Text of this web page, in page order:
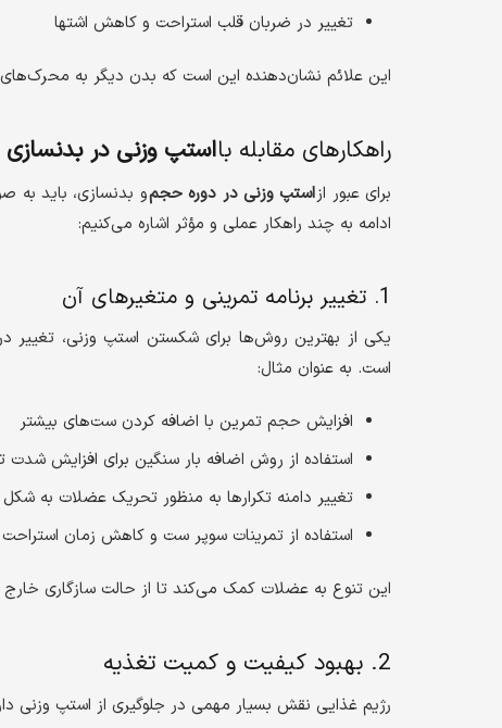
تغییر در ضربان قلب استراحت و کاهش اشتها
این علائم نشان‌دهنده این است که بدن دیگر به
راهکارهای مقابله بااستپ وزنی در بدنسازی
برای عبور ازاستپ وزنی در دوره حجمو بدنسازی، باید به
ادامه به چند راهکار عملی و مؤثر اشاره می‌کنیم:
1. تغییر برنامه تمرینی و متغیرهای آن
یکی از بهترین روش‌ها برای شکستن استپ وزنی، تغییر
است. به عنوان مثال:
افزایش حجم تمرین با اضافه کردن ست‌های بیشتر
استفاده از روش اضافه بار سنگین برای افزایش شدت
تغییر دامنه تکرارها به منظور تحریک عضلات به
استفاده از تمرینات سوپر ست و کاهش زمان
این تنوع به عضلات کمک می‌کند تا از حالت سازگاری
2. بهبود کیفیت و کمیت تغذیه
رژیم غذایی نقش بسیار مهمی در جلوگیری از استپ وزنی